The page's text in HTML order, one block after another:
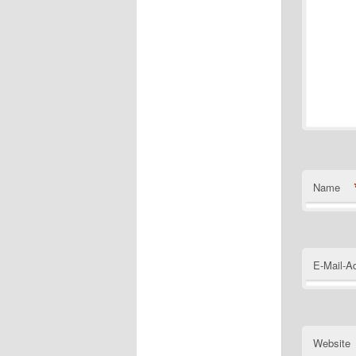
Name
E-Mail-
Website